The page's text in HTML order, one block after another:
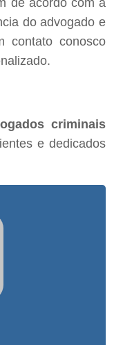
de acordo com a
do advogado e
contato conosco
criminais
e dedicados